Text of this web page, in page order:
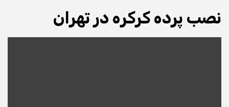
نصب پرده کرکره در تهران